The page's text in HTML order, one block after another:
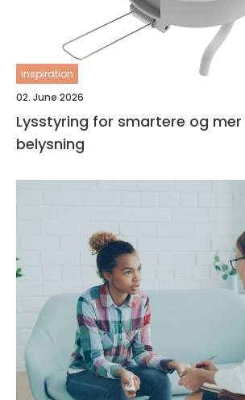
inspiration
02. June 2026
Lysstyring for smartere og
belysning